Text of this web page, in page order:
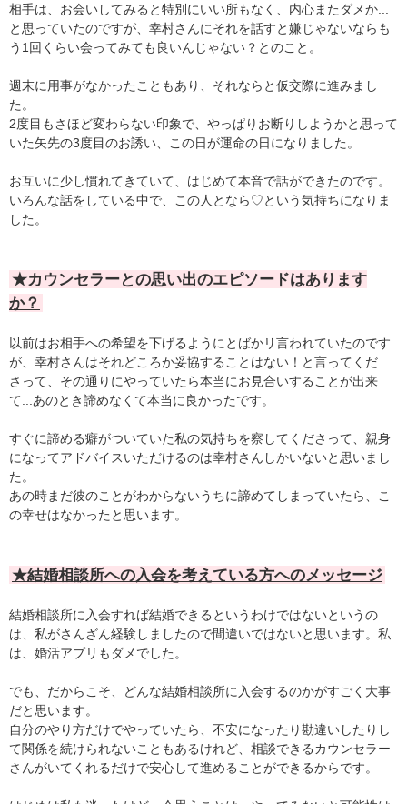
相手は、お会いしてみると特別にいい所もなく、内心またダメか...
と思っていたのですが、幸村さんにそれを話すと嫌じゃないならも
う1回くらい会ってみても良いんじゃない？とのこと。
週末に用事がなかったこともあり、それならと仮交際に進みまし
た。
2度目もさほど変わらない印象で、やっぱりお断りしようかと思って
いた矢先の3度目のお誘い、この日が運命の日になりました。
お互いに少し慣れてきていて、はじめて本音で話ができたのです。
いろんな話をしている中で、この人となら♡という気持ちになりま
した。
★カウンセラーとの思い出のエピソードはあります
か？
以前はお相手への希望を下げるようにとばかリ言われていたのです
が、幸村さんはそれどころか妥協することはない！と言ってくだ
さって、その通りにやっていたら本当にお見合いすることが出来
て...あのとき諦めなくて本当に良かったです。
すぐに諦める癖がついていた私の気持ちを察してくださって、親身
になってアドバイスいただけるのは幸村さんしかいないと思いまし
た。
あの時まだ彼のことがわからないうちに諦めてしまっていたら、こ
の幸せはなかったと思います。
★結婚相談所への入会を考えている方へのメッセージ
結婚相談所に入会すれば結婚できるというわけではないというの
は、私がさんざん経験しましたので間違いではないと思います。私
は、婚活アプリもダメでした。
でも、だからこそ、どんな結婚相談所に入会するのかがすごく大事
だと思います。
自分のやり方だけでやっていたら、不安になったり勘違いしたりし
て関係を続けられないこともあるけれど、相談できるカウンセラー
さんがいてくれるだけで安心して進めることができるからです。